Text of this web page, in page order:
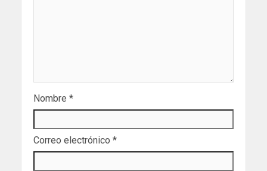
Nombre *
Correo electrónico *